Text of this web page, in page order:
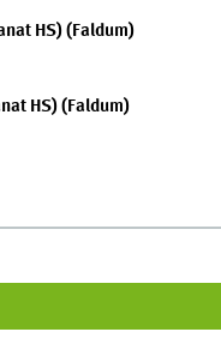
HS) (Faldum)
HS) (Faldum)